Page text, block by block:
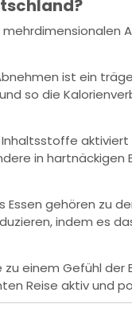
ist ein
so die
in hartnäckigen
gehören zu
indem es
einem Gefühl
Reise aktiv und